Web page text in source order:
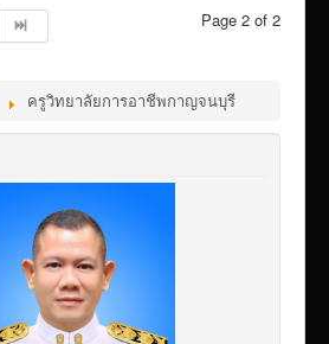
น FixitCenter
บถามรายละเอียด
ร
Page 2 of 2
ครูวิทยาลัยการอาชีพกาญจนบุรี